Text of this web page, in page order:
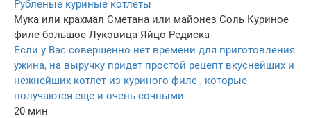
Рубленые куриные котлеты
Мука или крахмал Сметана или майонез Соль Куриное
филе большое Луковица Яйцо Редиска
Если у Вас совершенно нет времени для приготовления
ужина, на выручку придет простой рецепт вкуснейших и
нежнейших котлет из куриного филе , которые
получаются еще и очень сочными.
20 мин